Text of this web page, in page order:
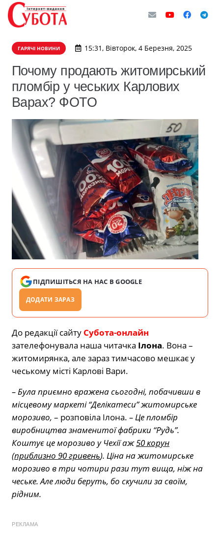
ГАРЯЧІ НОВИНИ 15:31, Вівторок, 4 Березня, 2025
Почому продають житомирський
пломбір у чеських Карлових
Варах? ФОТО
ПІДПИШІТЬСЯ НА НАС В GOOGLE
ДОДАТИ ЗАРАЗ
До редакції сайту Субота-онлайн
зателефонувала наша читачка Ілона. Вона –
житомирянка, але зараз тимчасово мешкає у
чеському місті Карлові Вари.
– Була приємно вражена сьогодні, побачивши в
місцевому маркеті “Делікатеси” житомирське
морозиво, – розповіла Ілона. – Це пломбір
виробництва знаменитої фабрики “Рудь”.
Коштує це морозиво у Чехії аж50 корун
(приблизно 90 гривень). Ціна на житомирське
морозиво в три чотири рази тут вища, ніж на
чеське. Але люди беруть, бо скучили за своїм,
рідним.
РЕКЛАМА